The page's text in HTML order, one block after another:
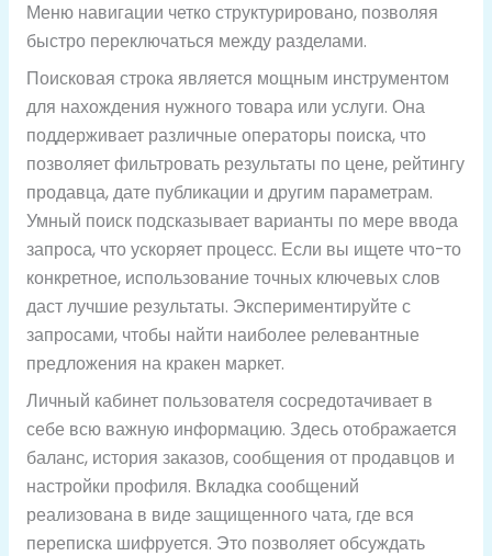
Меню навигации четко структурировано, позволяя
быстро переключаться между разделами.
Поисковая строка является мощным инструментом
для нахождения нужного товара или услуги. Она
поддерживает различные операторы поиска, что
позволяет фильтровать результаты по цене, рейтингу
продавца, дате публикации и другим параметрам.
Умный поиск подсказывает варианты по мере ввода
запроса, что ускоряет процесс. Если вы ищете что-то
конкретное, использование точных ключевых слов
даст лучшие результаты. Экспериментируйте с
запросами, чтобы найти наиболее релевантные
предложения на кракен маркет.
Личный кабинет пользователя сосредотачивает в
себе всю важную информацию. Здесь отображается
баланс, история заказов, сообщения от продавцов и
настройки профиля. Вкладка сообщений
реализована в виде защищенного чата, где вся
переписка шифруется. Это позволяет обсуждать